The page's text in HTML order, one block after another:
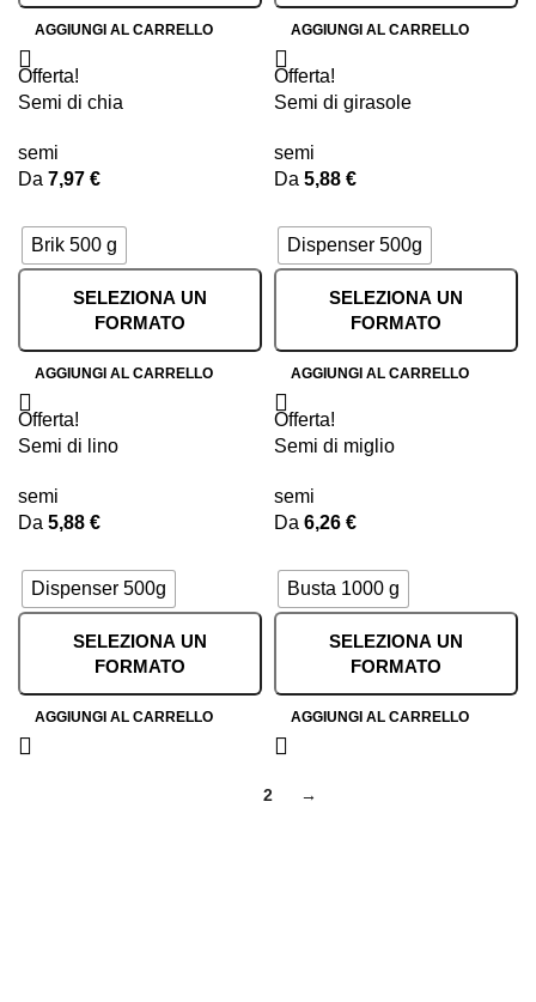
AGGIUNGI AL CARRELLO AGGIUNGI AL CARRELLO
Offerta!
Semi di chia
semi
Da 7,97 €
Brik 500 g
SELEZIONA UN
FORMATO
AGGIUNGI AL CARRELLO
Offerta!
Semi di girasole
semi
Da 5,88 €
Dispenser 500g
SELEZIONA UN
FORMATO
AGGIUNGI AL CARRELLO
Offerta!
Semi di lino
semi
Da 5,88 €
Dispenser 500g
SELEZIONA UN
FORMATO
AGGIUNGI AL CARRELLO
Offerta!
Semi di miglio
semi
Da 6,26 €
Busta 1000 g
SELEZIONA UN
FORMATO
AGGIUNGI AL CARRELLO
2 →